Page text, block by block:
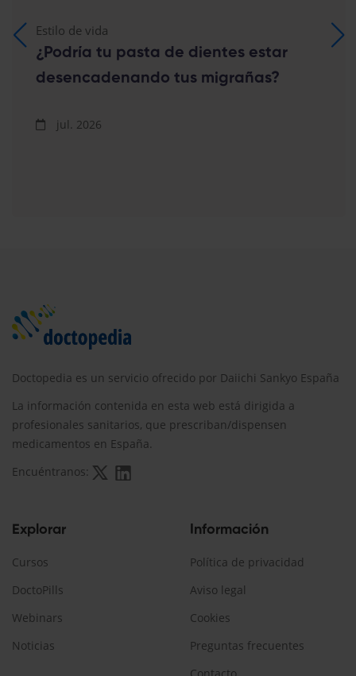
Estilo de vida
¿Podría tu pasta de dientes estar
desencadenando tus migrañas?
jul. 2026
Doctopedia es un servicio ofrecido por Daiichi Sankyo España
La información contenida en esta web está dirigida a
profesionales sanitarios, que prescriban/dispensen
medicamentos en España.
Encuéntranos:
Explorar
Cursos
DoctoPills
Webinars
Noticias
Información
Política de privacidad
Aviso legal
Cookies
Preguntas frecuentes